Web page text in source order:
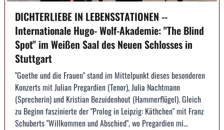
DICHTERLIEBE IN LEBENSSTATIONEN --
Internationale Hugo- Wolf-Akademie: "The Blind
Spot" im Weißen Saal des Neuen Schlosses in
Stuttgart
"Goethe und die Frauen" stand im Mittelpunkt dieses besonderen
Konzerts mit Julian Pregardien (Tenor), Julia Nachtmann
(Sprecherin) und Kristian Bezuidenhout (Hammerflügel). Gleich
zu Beginn faszinierte der "Prolog in Leipzig: Käthchen" mit Franz
Schuberts "Willkommen und Abschied", wo Pregardien mi...